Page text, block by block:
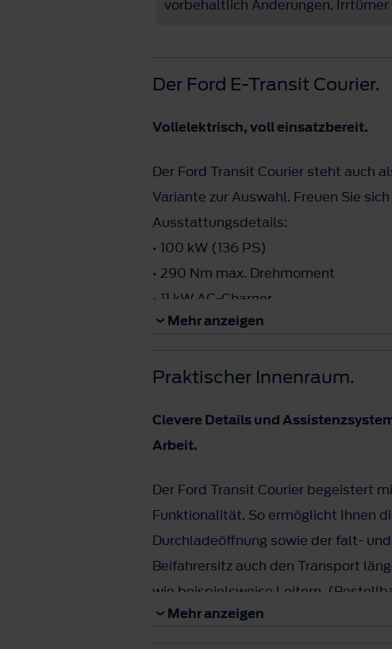
vorbehaltlich Änderungen, Irrtümer
Der Ford E-Transit Courier.
Vollelektrisch, voll einsatzbereit.
Der Ford Transit Courier steht auch
Variante zur Auswahl. Freuen Sie
Ausstattungsdetails:
• 100 kW (136 PS)
• 290 Nm max. Drehmoment
• 11 kW AC-Charger
• 100 kW DC-Schnell-Laden
Mehr anzeigen
Praktischer Innenraum.
Clevere Details und
Arbeit.
Der Ford Transit Courier begeistert
Funktionalität. So ermöglicht Ihnen
Durchladeöffnung sowie der falt-
Beifahrersitz auch den Transport
wie beispielsweise Leitern.
Intelligente Fahrerassistenzsysteme
Mehr anzeigen